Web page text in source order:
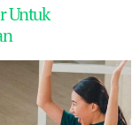
Untuk